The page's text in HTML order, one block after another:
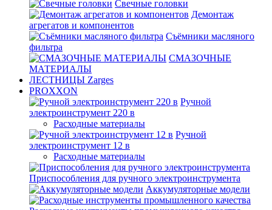
Свечные головки
Демонтаж
агрегатов и компонентов
Съёмники масляного
фильтра
СМАЗОЧНЫЕ
МАТЕРИАЛЫ
ЛЕСТНИЦЫ Zarges
PROXXON
Ручной
электроинструмент 220 в
Расходные материалы
Ручной
электроинструмент 12 в
Расходные материалы
Приспособления для ручного электроинструмента
Аккумуляторные модели